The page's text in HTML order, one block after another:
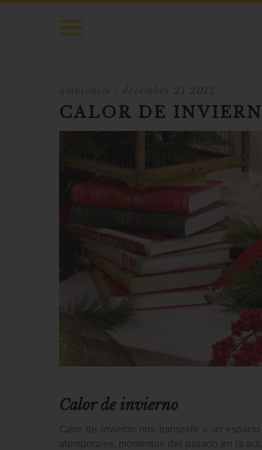
CALOR DE
Calor de invierno
Calor de invierno nos transmite a un
atemporales, momentos del pasado en la